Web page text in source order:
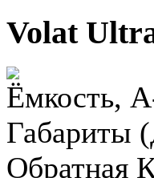
Volat
Ёмкость,
Габариты
Обратная